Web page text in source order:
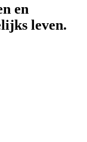
en
leven.